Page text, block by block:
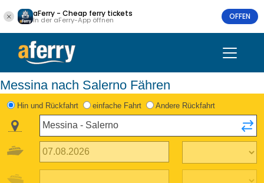
aFerry - Cheap ferry tickets
In der aFerry-App öffnen OFFEN
Messina nach Salerno Fähren
Hin und Rückfahrt einfache Fahrt Andere Rückfahrt